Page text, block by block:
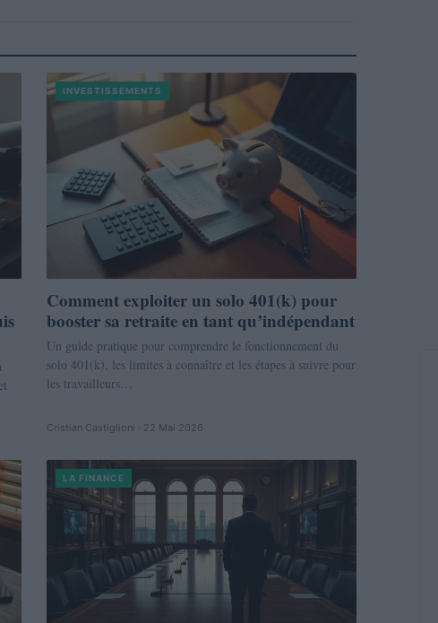
INVESTISSEMENTS
Comment exploiter un solo 401(k) pour
booster sa retraite en tant qu’indépendant
Un guide pratique pour comprendre le fonctionnement du
solo 401(k), les limites à connaître et les étapes à suivre pour
les travailleurs…
Cristian Castiglioni · 22 Mai 2026
LA FINANCE